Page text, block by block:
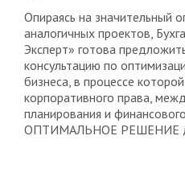
Опираясь на значительный
аналогичных проектов,
Эксперт» готова
консультацию по
бизнеса, в процессе
корпоративного права,
планирования и
ОПТИМАЛЬНОЕ РЕШЕНИЕ